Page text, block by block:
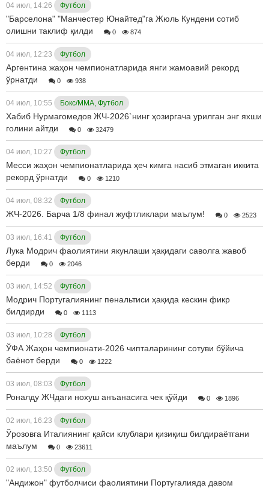
04 июл, 14:26 Футбол
"Барселона" "Манчестер Юнайтед"га Жюль Кундени сотиб
олишни таклиф қилди
0 874
04 июл, 12:23 Футбол
Аргентина жаҳон чемпионатларида янги жамоавий рекорд
ўрнатди
0 938
04 июл, 10:55 Бокс/ММА, Футбол
Хабиб Нурмагомедов ЖЧ-2026`нинг ҳозиргача урилган энг яхши
голини айтди
0 32479
04 июл, 10:27 Футбол
Месси жаҳон чемпионатларида ҳеч кимга насиб этмаган иккита
рекорд ўрнатди
0 1210
04 июл, 08:32 Футбол
ЖЧ-2026. Барча 1/8 финал жуфтликлари маълум! 0 2523
03 июл, 16:41 Футбол
Лука Модрич фаолиятини якунлаши ҳақидаги саволга жавоб
берди
0 2046
03 июл, 14:52 Футбол
Модрич Португалиянинг пенальтиси ҳақида кескин фикр
билдирди
0 1113
03 июл, 10:28 Футбол
ЎФА Жаҳон чемпионати-2026 чипталарининг сотуви бўйича
баёнот берди
0 1222
03 июл, 08:03 Футбол
Роналду ЖЧдаги нохуш анъанасига чек қўйди 0 1896
02 июл, 16:23 Футбол
Ўрозовга Италиянинг қайси клублари қизиқиш билдираётгани
маълум
0 23611
02 июл, 13:50 Футбол
"Андижон" футболчиси фаолиятини Португалияда давом